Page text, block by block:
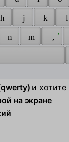
h j k
n m ,
;
и хотите
на экране